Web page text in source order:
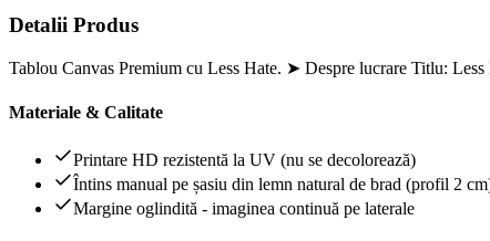
Detalii Produs
Tablou Canvas Premium cu Less Hate. ➤ Despre lucrare Titlu:
Materiale & Calitate
Printare HD rezistentă la UV (nu se decolorează)
Întins manual pe șasiu din lemn natural de brad (profil 2
Margine oglindită - imaginea continuă pe laterale